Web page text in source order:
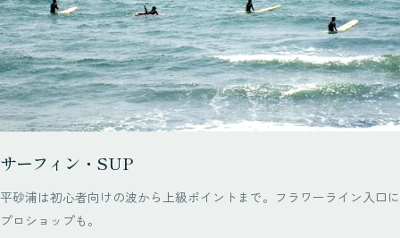
サーフィン・SUP
平砂浦は初心者向けの波から上級ポイントまで。フラワーライン入口に
プロショップも。